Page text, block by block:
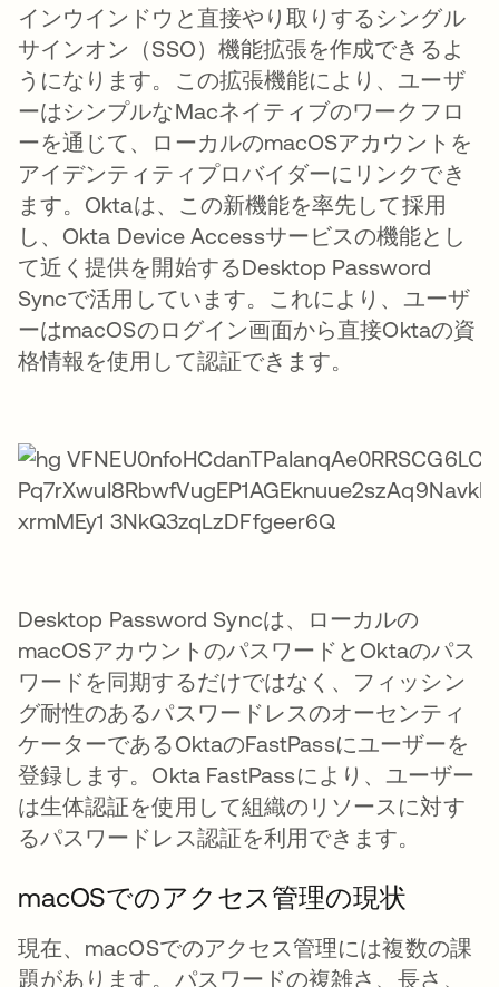
インウインドウと直接やり取りするシングル
サインオン（SSO）機能拡張を作成できるよ
うになります。この拡張機能により、ユーザ
ーはシンプルなMacネイティブのワークフロ
ーを通じて、ローカルのmacOSアカウントを
アイデンティティプロバイダーにリンクでき
ます。Oktaは、この新機能を率先して採用
し、Okta Device Accessサービスの機能とし
て近く提供を開始するDesktop Password
Syncで活用しています。これにより、ユーザ
ーはmacOSのログイン画面から直接Oktaの資
格情報を使用して認証できます。
Desktop Password Syncは、ローカルの
macOSアカウントのパスワードとOktaのパス
ワードを同期するだけではなく、フィッシン
グ耐性のあるパスワードレスのオーセンティ
ケーターであるOktaのFastPassにユーザーを
登録します。Okta FastPassにより、ユーザー
は生体認証を使用して組織のリソースに対す
るパスワードレス認証を利用できます。
macOSでのアクセス管理の現状
現在、macOSでのアクセス管理には複数の課
題があります。パスワードの複雑さ、長さ、